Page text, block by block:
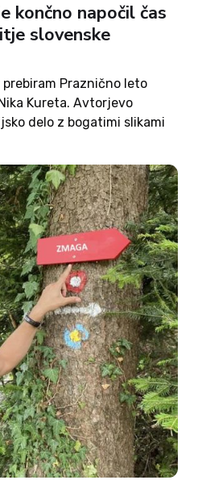
končno napočil čas
slovenske
Praznično leto
Kureta. Avtorjevo
delo z bogatimi slikami
življenja, družine, zbrane
Srca Jezusovega ter
na...